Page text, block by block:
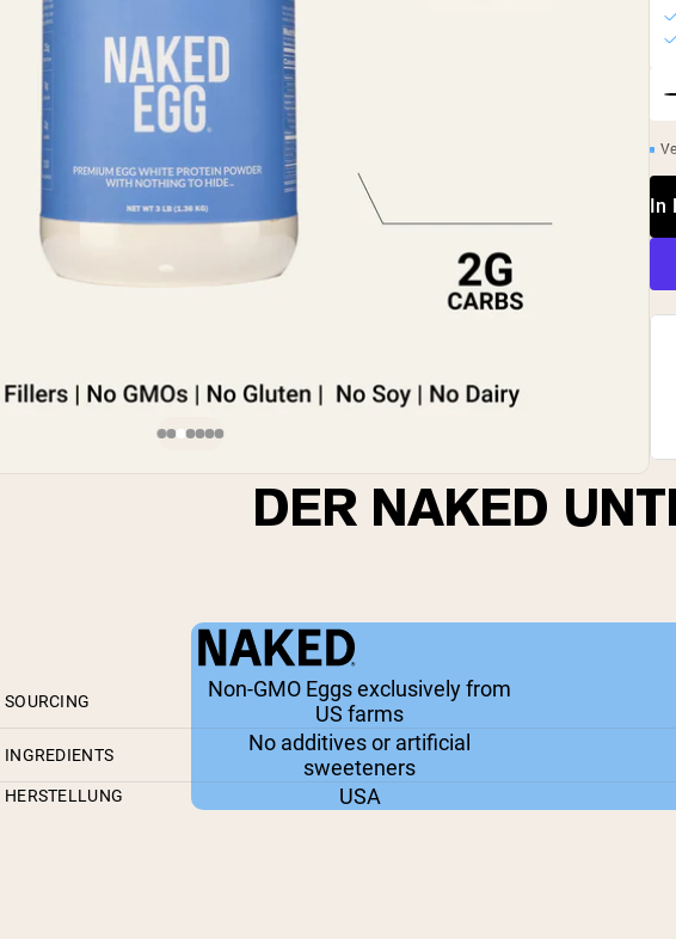
DER NAKED
SOURCING
Non-GMO Eggs exclusively from
US farms
INGREDIENTS
No additives or artificial
sweeteners
HERSTELLUNG USA